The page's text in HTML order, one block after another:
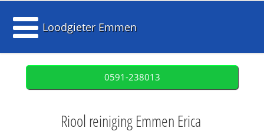
Loodgieter Emmen
0591-238013
Riool reiniging Emmen Erica